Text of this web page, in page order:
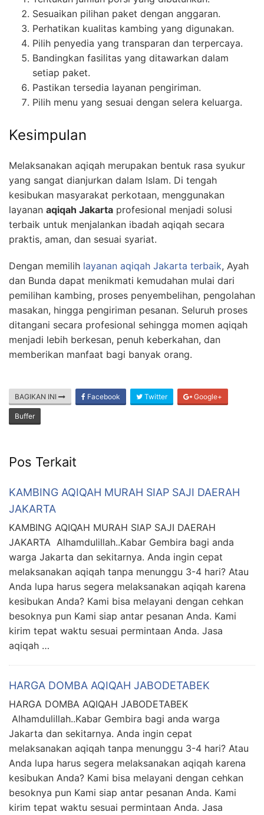
Sesuaikan pilihan paket dengan anggaran.
Perhatikan kualitas kambing yang digunakan.
Pilih penyedia yang transparan dan terpercaya.
Bandingkan fasilitas yang ditawarkan dalam
setiap paket.
Pastikan tersedia layanan pengiriman.
Pilih menu yang sesuai dengan selera keluarga.
Kesimpulan
Melaksanakan aqiqah merupakan bentuk rasa syukur
yang sangat dianjurkan dalam Islam. Di tengah
kesibukan masyarakat perkotaan, menggunakan
layanan aqiqah Jakarta profesional menjadi solusi
terbaik untuk menjalankan ibadah aqiqah secara
praktis, aman, dan sesuai syariat.
Dengan memilih layanan aqiqah Jakarta terbaik, Ayah
dan Bunda dapat menikmati kemudahan mulai dari
pemilihan kambing, proses penyembelihan, pengolahan
masakan, hingga pengiriman pesanan. Seluruh proses
ditangani secara profesional sehingga momen aqiqah
menjadi lebih berkesan, penuh keberkahan, dan
memberikan manfaat bagi banyak orang.
BAGIKAN INI Facebook Twitter Google+
Buffer
Pos Terkait
KAMBING AQIQAH MURAH SIAP SAJI DAERAH
JAKARTA
KAMBING AQIQAH MURAH SIAP SAJI DAERAH
JAKARTA Alhamdulillah..Kabar Gembira bagi anda
warga Jakarta dan sekitarnya. Anda ingin cepat
melaksanakan aqiqah tanpa menunggu 3-4 hari? Atau
Anda lupa harus segera melaksanakan aqiqah karena
kesibukan Anda? Kami bisa melayani dengan cehkan
besoknya pun Kami siap antar pesanan Anda. Kami
kirim tepat waktu sesuai permintaan Anda. Jasa
aqiqah …
HARGA DOMBA AQIQAH JABODETABEK
HARGA DOMBA AQIQAH JABODETABEK
Alhamdulillah..Kabar Gembira bagi anda warga
Jakarta dan sekitarnya. Anda ingin cepat
melaksanakan aqiqah tanpa menunggu 3-4 hari? Atau
Anda lupa harus segera melaksanakan aqiqah karena
kesibukan Anda? Kami bisa melayani dengan cehkan
besoknya pun Kami siap antar pesanan Anda. Kami
kirim tepat waktu sesuai permintaan Anda. Jasa